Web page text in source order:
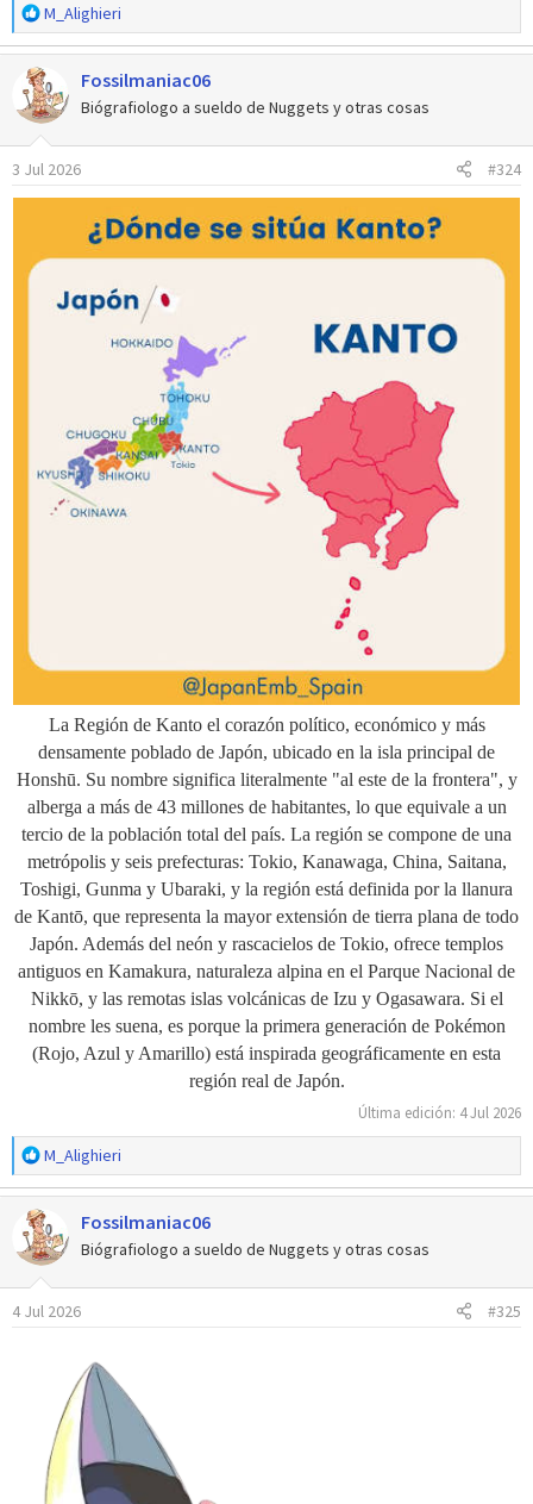
R
e
a
c
c
i
o
n
e
M_Alighieri
Fossilmaniac06
Biógrafiologo a sueldo de Nuggets y otras cosas
3 Jul 2026 #324
La Región de Kanto el corazón político, económico y más
densamente poblado de Japón, ubicado en la isla principal de
Honshū. Su nombre significa literalmente "al este de la frontera", y
alberga a más de 43 millones de habitantes, lo que equivale a un
tercio de la población total del país. La región se compone de una
metrópolis y seis prefecturas: Tokio, Kanawaga, China, Saitana,
Toshigi, Gunma y Ubaraki, y la región está definida por la llanura
de Kantō, que representa la mayor extensión de tierra plana de todo
Japón. Además del neón y rascacielos de Tokio, ofrece templos
antiguos en Kamakura, naturaleza alpina en el Parque Nacional de
Nikkō, y las remotas islas volcánicas de Izu y Ogasawara. Si el
nombre les suena, es porque la primera generación de Pokémon
(Rojo, Azul y Amarillo) está inspirada geográficamente en esta
región real de Japón.
Última edición: 4 Jul 2026
R
e
a
c
c
i
o
n
M_Alighieri
Fossilmaniac06
Biógrafiologo a sueldo de Nuggets y otras cosas
4 Jul 2026 #325